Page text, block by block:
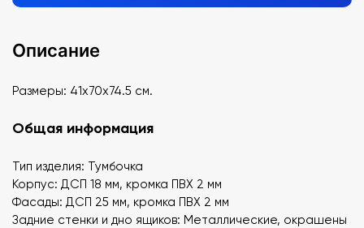
Описание
Размеры: 41х70х74.5 см.
Общая информация
Тип изделия: Тумбочка
Корпус: ДСП 18 мм, кромка ПВХ 2 мм
Фасады: ДСП 25 мм, кромка ПВХ 2 мм
Задние стенки и дно ящиков: Металлические, окрашены